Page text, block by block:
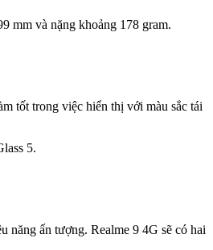
mm và nặng khoảng 178 gram.
tốt trong việc hiển thị với màu sắc tái
5.
năng ấn tượng. Realme 9 4G sẽ có hai